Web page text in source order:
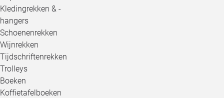
Kledingrekken & -
hangers
Schoenenrekken
Wijnrekken
Tijdschriftenrekken
Trolleys
Boeken
Koffietafelboeken